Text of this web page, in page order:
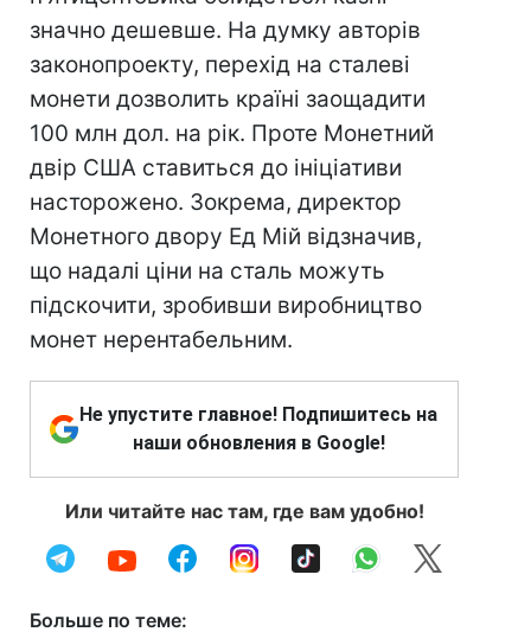
значно дешевше. На думку авторів
законопроекту, перехід на сталеві
монети дозволить країні заощадити
100 млн дол. на рік. Проте Монетний
двір США ставиться до ініціативи
насторожено. Зокрема, директор
Монетного двору Ед Мій відзначив,
що надалі ціни на сталь можуть
підскочити, зробивши виробництво
монет нерентабельним.
Не упустите главное! Подпишитесь на
наши обновления в Google!
Или читайте нас там, где вам удобно!
Больше по теме: